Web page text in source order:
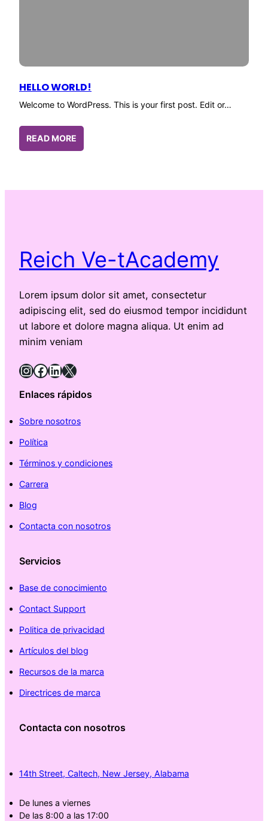
HELLO WORLD!
Welcome to WordPress. This is your first post. Edit or…
READ MORE
Reich Ve-tAcademy
Lorem ipsum dolor sit amet, consectetur
adipiscing elit, sed do eiusmod tempor incididunt
ut labore et dolore magna aliqua. Ut enim ad
minim veniam
InstagramFacebook LinkedIn X
Enlaces rápidos
Sobre nosotros
Política
Términos y condiciones
Carrera
Blog
Contacta con nosotros
Servicios
Base de conocimiento
Contact Support
Politica de privacidad
Artículos del blog
Recursos de la marca
Directrices de marca
Contacta con nosotros
14th Street, Caltech, New Jersey, Alabama
De lunes a viernes
De las 8:00 a las 17:00